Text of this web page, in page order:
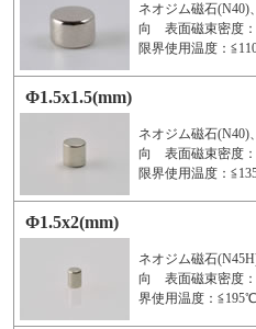
ネオジム磁石(N40)
向 表面磁束密度
限界使用温度：
Φ1.5x1.5(mm)
ネオジム磁石(N40)
向 表面磁束密度
限界使用温度：
Φ1.5x2(mm)
ネオジム磁石
向 表面磁束密度
界使用温度：≦195℃